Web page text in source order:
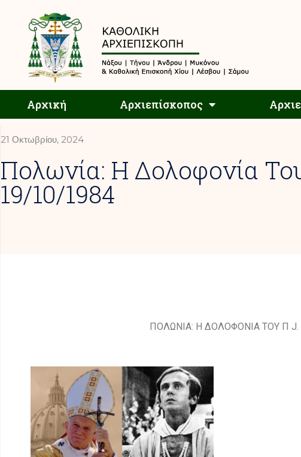
Αρχική Αρχιεπίσκοπος
21 Οκτωβρίου, 2024
Πολωνία: Η Δολοφονία
19/10/1984
ΠΟΛΩΝΙΑ: Η ΔΟΛΟΦΟΝΙΑ ΤΟΥ Π J.